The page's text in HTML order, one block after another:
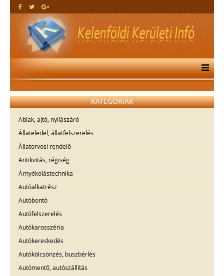
KATEGÓRIÁK
Ablak, ajtó, nyílászáró
Állateledel, állatfelszerelés
Állatorvosi rendelő
Antikvitás, régiség
Árnyékolástechnika
Autóalkatrész
Autóbontó
Autófelszerelés
Autókarosszéria
Autókereskedés
Autókölcsönzés, buszbérlés
Autómentő, autószállítás